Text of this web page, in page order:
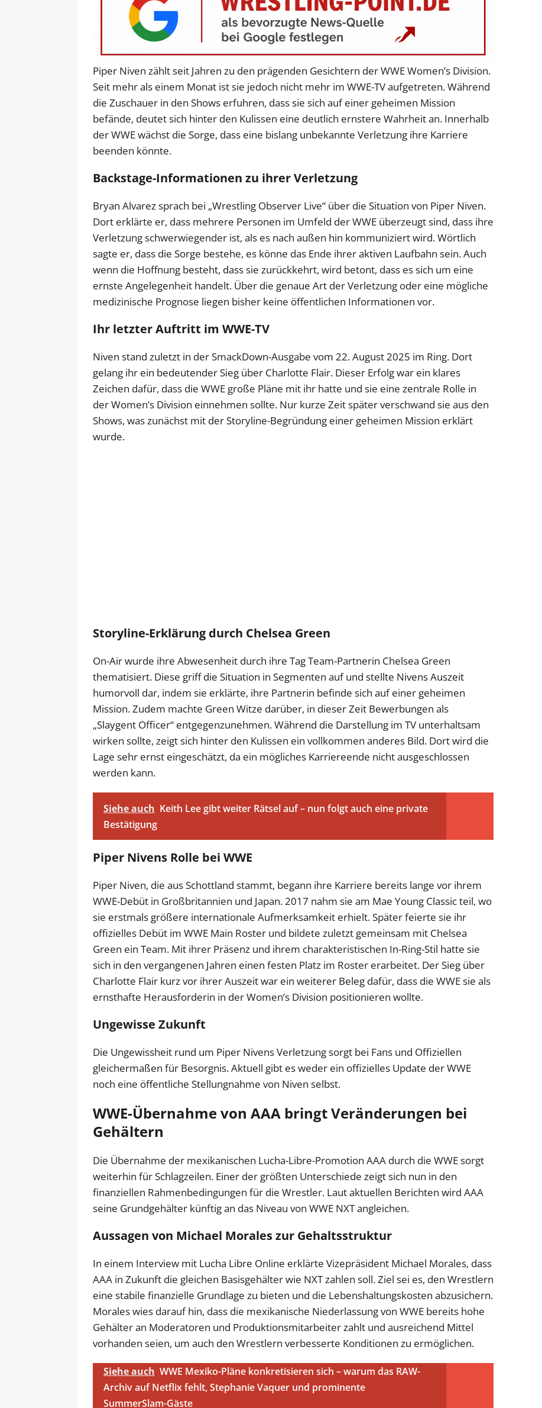
Piper Niven zählt seit Jahren zu den prägenden Gesichtern der WWE Women’s Division.
Seit mehr als einem Monat ist sie jedoch nicht mehr im WWE-TV aufgetreten. Während
die Zuschauer in den Shows erfuhren, dass sie sich auf einer geheimen Mission
befände, deutet sich hinter den Kulissen eine deutlich ernstere Wahrheit an. Innerhalb
der WWE wächst die Sorge, dass eine bislang unbekannte Verletzung ihre Karriere
beenden könnte.
Backstage-Informationen zu ihrer Verletzung
Bryan Alvarez sprach bei „Wrestling Observer Live“ über die Situation von Piper Niven.
Dort erklärte er, dass mehrere Personen im Umfeld der WWE überzeugt sind, dass ihre
Verletzung schwerwiegender ist, als es nach außen hin kommuniziert wird. Wörtlich
sagte er, dass die Sorge bestehe, es könne das Ende ihrer aktiven Laufbahn sein. Auch
wenn die Hoffnung besteht, dass sie zurückkehrt, wird betont, dass es sich um eine
ernste Angelegenheit handelt. Über die genaue Art der Verletzung oder eine mögliche
medizinische Prognose liegen bisher keine öffentlichen Informationen vor.
Ihr letzter Auftritt im WWE-TV
Niven stand zuletzt in der SmackDown-Ausgabe vom 22. August 2025 im Ring. Dort
gelang ihr ein bedeutender Sieg über Charlotte Flair. Dieser Erfolg war ein klares
Zeichen dafür, dass die WWE große Pläne mit ihr hatte und sie eine zentrale Rolle in
der Women’s Division einnehmen sollte. Nur kurze Zeit später verschwand sie aus den
Shows, was zunächst mit der Storyline-Begründung einer geheimen Mission erklärt
wurde.
Storyline-Erklärung durch Chelsea Green
On-Air wurde ihre Abwesenheit durch ihre Tag Team-Partnerin Chelsea Green
thematisiert. Diese griff die Situation in Segmenten auf und stellte Nivens Auszeit
humorvoll dar, indem sie erklärte, ihre Partnerin befinde sich auf einer geheimen
Mission. Zudem machte Green Witze darüber, in dieser Zeit Bewerbungen als
„Slaygent Officer“ entgegenzunehmen. Während die Darstellung im TV unterhaltsam
wirken sollte, zeigt sich hinter den Kulissen ein vollkommen anderes Bild. Dort wird die
Lage sehr ernst eingeschätzt, da ein mögliches Karriereende nicht ausgeschlossen
werden kann.
Siehe auch Keith Lee gibt weiter Rätsel auf – nun folgt auch eine private
Bestätigung
Piper Nivens Rolle bei WWE
Piper Niven, die aus Schottland stammt, begann ihre Karriere bereits lange vor ihrem
WWE-Debüt in Großbritannien und Japan. 2017 nahm sie am Mae Young Classic teil, wo
sie erstmals größere internationale Aufmerksamkeit erhielt. Später feierte sie ihr
offizielles Debüt im WWE Main Roster und bildete zuletzt gemeinsam mit Chelsea
Green ein Team. Mit ihrer Präsenz und ihrem charakteristischen In-Ring-Stil hatte sie
sich in den vergangenen Jahren einen festen Platz im Roster erarbeitet. Der Sieg über
Charlotte Flair kurz vor ihrer Auszeit war ein weiterer Beleg dafür, dass die WWE sie als
ernsthafte Herausforderin in der Women’s Division positionieren wollte.
Ungewisse Zukunft
Die Ungewissheit rund um Piper Nivens Verletzung sorgt bei Fans und Offiziellen
gleichermaßen für Besorgnis. Aktuell gibt es weder ein offizielles Update der WWE
noch eine öffentliche Stellungnahme von Niven selbst.
WWE-Übernahme von AAA bringt Veränderungen bei
Gehältern
Die Übernahme der mexikanischen Lucha-Libre-Promotion AAA durch die WWE sorgt
weiterhin für Schlagzeilen. Einer der größten Unterschiede zeigt sich nun in den
finanziellen Rahmenbedingungen für die Wrestler. Laut aktuellen Berichten wird AAA
seine Grundgehälter künftig an das Niveau von WWE NXT angleichen.
Aussagen von Michael Morales zur Gehaltsstruktur
In einem Interview mit Lucha Libre Online erklärte Vizepräsident Michael Morales, dass
AAA in Zukunft die gleichen Basisgehälter wie NXT zahlen soll. Ziel sei es, den Wrestlern
eine stabile finanzielle Grundlage zu bieten und die Lebenshaltungskosten abzusichern.
Morales wies darauf hin, dass die mexikanische Niederlassung von WWE bereits hohe
Gehälter an Moderatoren und Produktionsmitarbeiter zahlt und ausreichend Mittel
vorhanden seien, um auch den Wrestlern verbesserte Konditionen zu ermöglichen.
Siehe auch WWE Mexiko-Pläne konkretisieren sich – warum das RAW-
Archiv auf Netflix fehlt, Stephanie Vaquer und prominente
SummerSlam-Gäste